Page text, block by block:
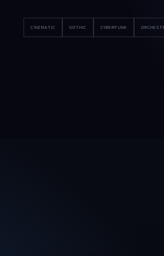
CINEMATIC GOTHIC CYBERPUNK